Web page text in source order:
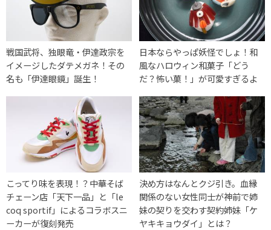
戦国武将、独眼竜・伊達政宗を
イメージしたダテメガネ！その
名も「伊達眼鏡」誕生！
日本ならやっぱ妖怪でしょ！和
風なハロウィン和菓子「どう
だ？怖い菓！」が可愛すぎるよ
こってり味を表現！？中華そば
チェーン店「天下一品」と「le
coq sportif」によるコラボスニ
ーカーが復刻発売
決め方はなんとクジ引き。血縁
関係のない女性同士が神前で姉
妹の契りを交わす契約姉妹「ケ
ヤキキョウダイ」とは？